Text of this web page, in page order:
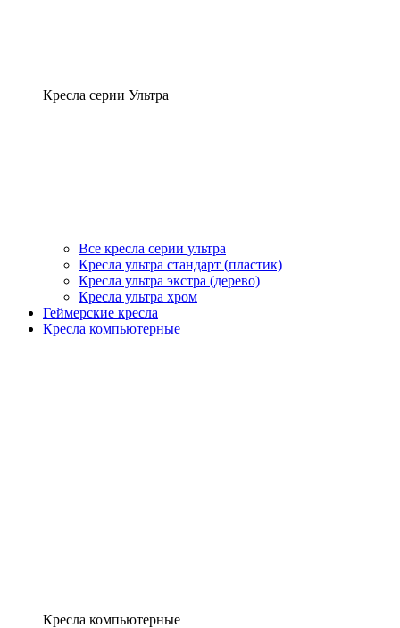
Кресла серии Ультра
Все кресла серии ультра
Кресла ультра стандарт (пластик)
Кресла ультра экстра (дерево)
Кресла ультра хром
Геймерские кресла
Кресла компьютерные
Кресла компьютерные